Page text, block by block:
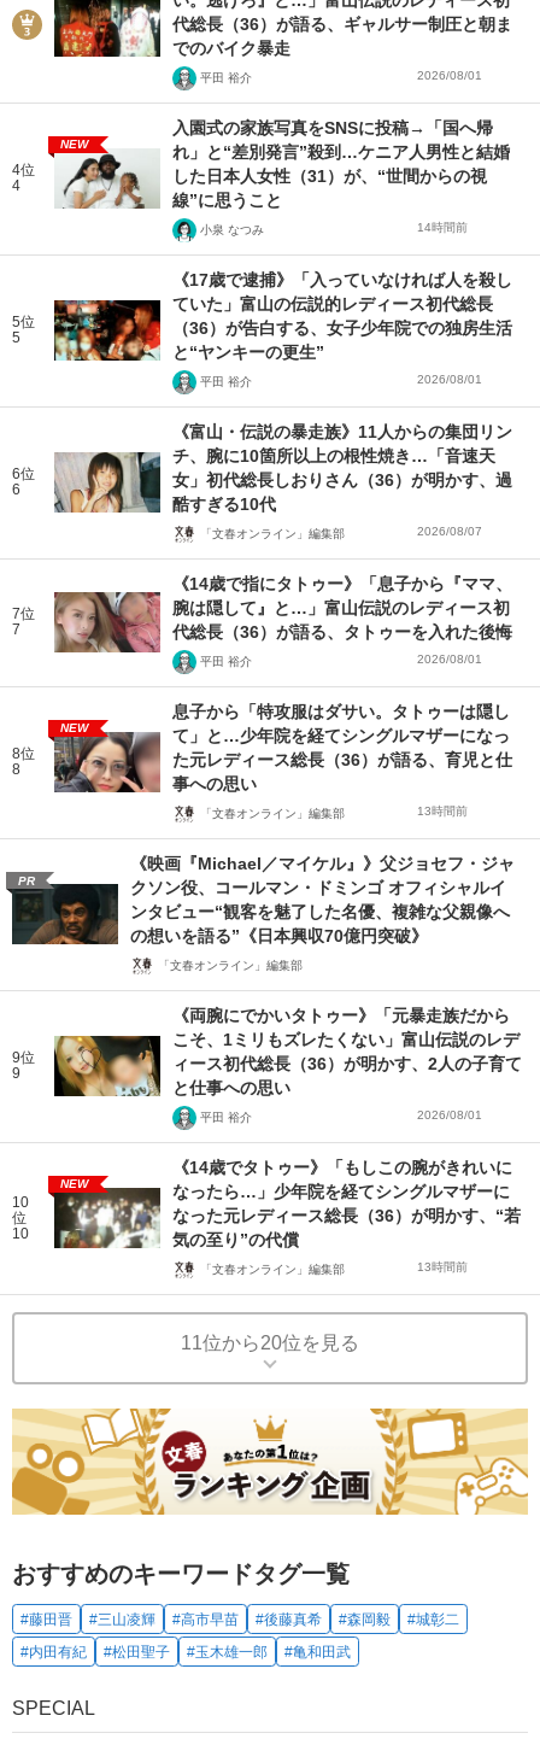
代総長（36）が語る、ギャルサー制圧と朝ま
でのバイク暴走
平田 裕介 2026/08/01
4位
4
NEW
入園式の家族写真をSNSに投稿→「国へ帰
れ」と“差別発言”殺到…ケニア人男性と結婚
した日本人女性（31）が、“世間からの視
線”に思うこと
小泉 なつみ 14時間前
5位
5
《17歳で逮捕》「入っていなければ人を殺し
ていた」富山の伝説的レディース初代総長
（36）が告白する、女子少年院での独房生活
と“ヤンキーの更生”
平田 裕介 2026/08/01
6位
6
《富山・伝説の暴走族》11人からの集団リン
チ、腕に10箇所以上の根性焼き…「音速天
女」初代総長しおりさん（36）が明かす、過
酷すぎる10代
「文春オンライン」編集部 2026/08/07
7位
7
《14歳で指にタトゥー》「息子から『ママ、
腕は隠して』と…」富山伝説のレディース初
代総長（36）が語る、タトゥーを入れた後悔
平田 裕介 2026/08/01
8位
8
NEW
息子から「特攻服はダサい。タトゥーは隠し
て」と…少年院を経てシングルマザーになっ
た元レディース総長（36）が語る、育児と仕
事への思い
「文春オンライン」編集部 13時間前
PR
《映画『Michael／マイケル』》父ジョセフ・ジャ
クソン役、コールマン・ドミンゴ オフィシャルイ
ンタビュー“観客を魅了した名優、複雑な父親像へ
の想いを語る”《日本興収70億円突破》
「文春オンライン」編集部
9位
9
《両腕にでかいタトゥー》「元暴走族だから
こそ、1ミリもズレたくない」富山伝説のレデ
ィース初代総長（36）が明かす、2人の子育て
と仕事への思い
平田 裕介 2026/08/01
10
位
10
NEW
《14歳でタトゥー》「もしこの腕がきれいに
なったら…」少年院を経てシングルマザーに
なった元レディース総長（36）が明かす、“若
気の至り”の代償
「文春オンライン」編集部 13時間前
11位から20位を見る
おすすめのキーワードタグ一覧
#藤田晋 #三山凌輝 #高市早苗 #後藤真希 #森岡毅
#城彰二
#内田有紀
#松田聖子 #玉木雄一郎 #亀和田武
SPECIAL